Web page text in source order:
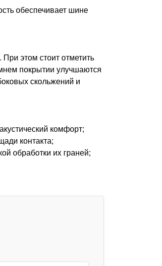
обеспечивает шине
этом стоит отметить
покрытии улучшаются
скольжений и
комфорт;
контакта;
обработки их граней;